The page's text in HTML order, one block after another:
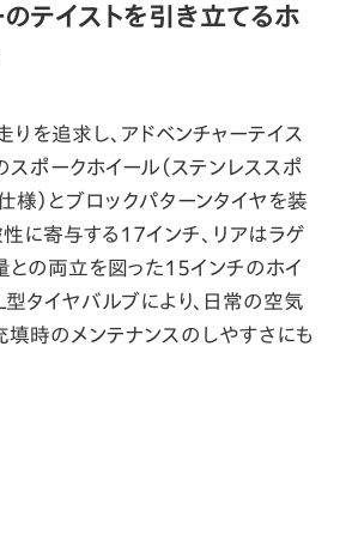
のテイストを引き立てるホ
りを追求し、アドベンチャーテイス
スポークホイール（ステンレススポ
様）とブロックパターンタイヤを装
に寄与する17インチ、リアはラゲ
との両立を図った15インチのホイ
型タイヤバルブにより、日常の空気
填時のメンテナンスのしやすさにも